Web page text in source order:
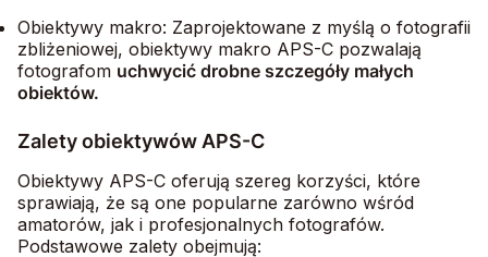
Obiektywy makro: Zaprojektowane z myślą o fotografii
zbliżeniowej, obiektywy makro APS-C pozwalają
fotografom uchwycić drobne szczegóły małych
obiektów.
Zalety obiektywów APS-C
Obiektywy APS-C oferują szereg korzyści, które
sprawiają, że są one popularne zarówno wśród
amatorów, jak i profesjonalnych fotografów.
Podstawowe zalety obejmują: